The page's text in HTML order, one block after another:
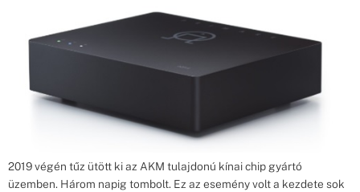
2019 végén tűz ütött ki az AKM tulajdonú kínai chip gyártó
üzemben. Három napig tombolt. Ez az esemény volt a kezdete sok